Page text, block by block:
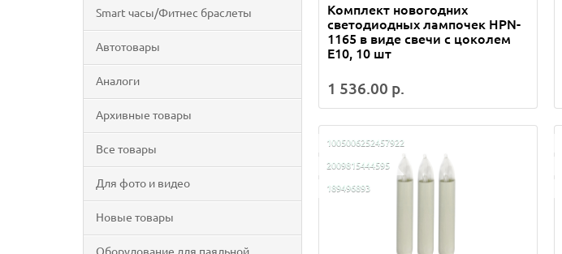
Smart часы/Фитнес браслеты
Автотовары
Аналоги
Архивные товары
Все товары
Для фото и видео
Новые товары
Комплект новогодних
светодиодных лампочек HPN-
1165 в виде свечи с цоколем
Е10, 10 шт
1 536.00 р.
1005006252457922
2009815444595
189496893